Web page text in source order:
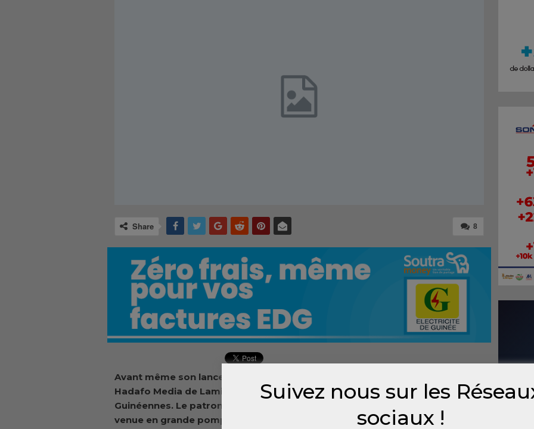
8
Share
Avant même son lancement, Espace TV, la télé appartenant au groupe
Hadafo Media de Lamine Guirassy semble déranger les autorités
Guinéennes. Le patron de cette télévision a annoncé à moult reprises la
venue en grande pompe de cette télé.
Suivez nous sur les
sociaux !